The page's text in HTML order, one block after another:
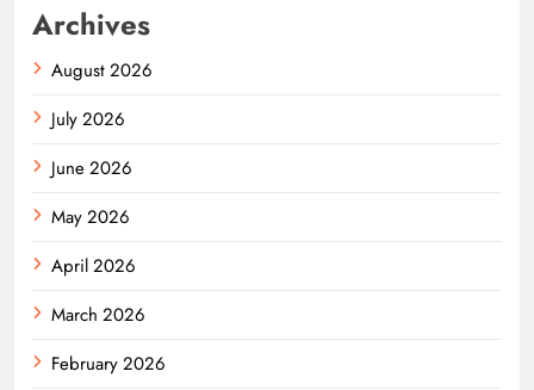
Archives
August 2026
July 2026
June 2026
May 2026
April 2026
March 2026
February 2026